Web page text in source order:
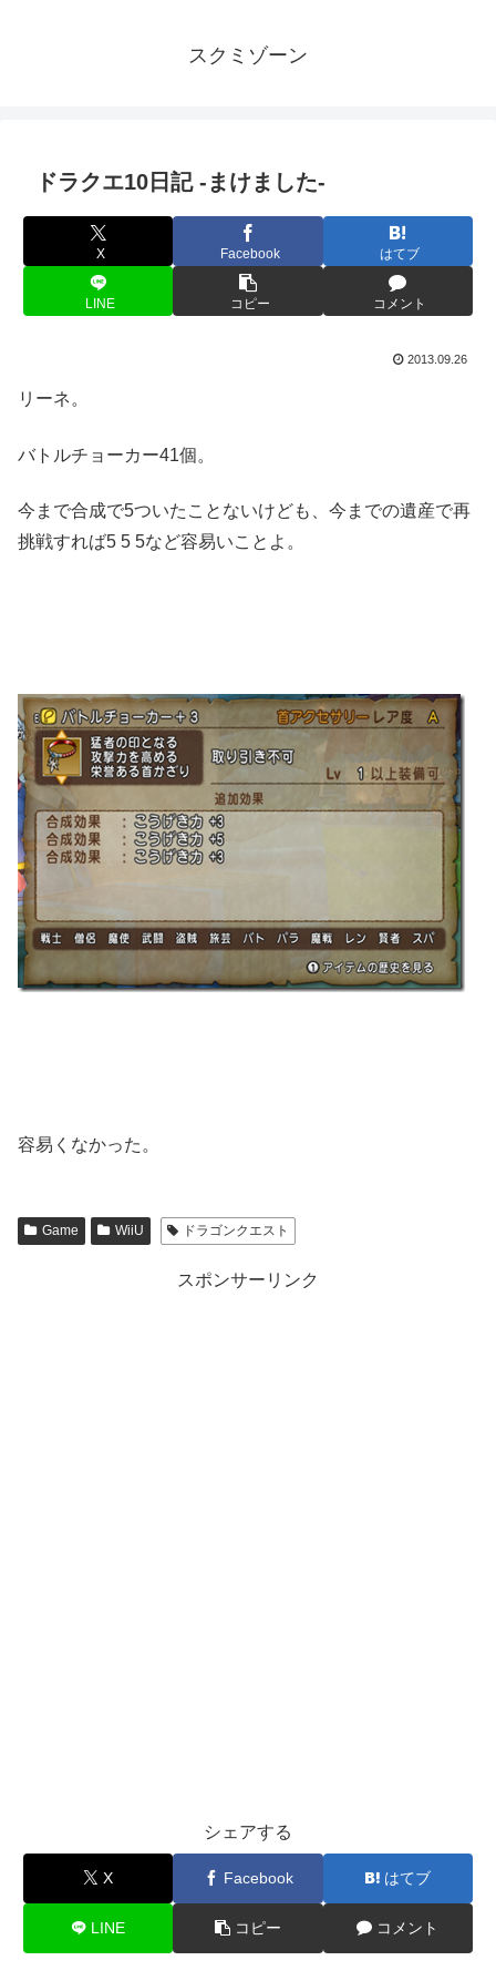
スクミゾーン
ドラクエ10日記 -まけました-
X Facebook はてブ
LINE コピー コメント
2013.09.26
リーネ。
バトルチョーカー41個。
今まで合成で5ついたことないけども、今までの遺産で再
挑戦すれば5 5 5など容易いことよ。
容易くなかった。
Game WiiU ドラゴンクエスト
スポンサーリンク
シェアする
X Facebook はてブ
LINE コピー コメント